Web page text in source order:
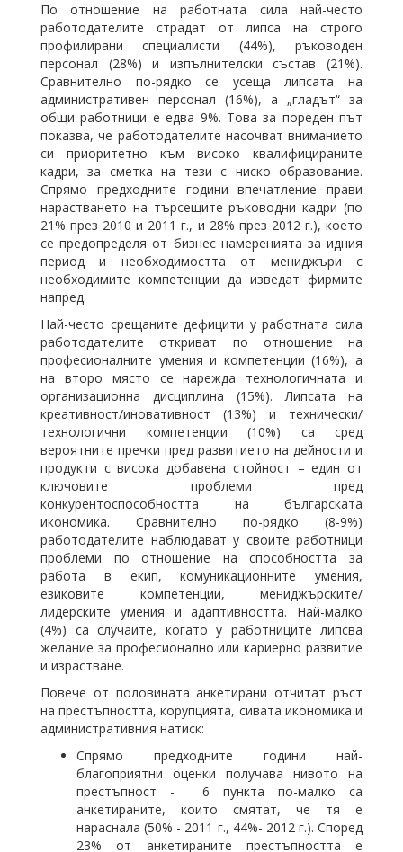
По отношение на работната сила най-често
работодателите страдат от липса на строго
профилирани специалисти (44%), ръководен
персонал (28%) и изпълнителски състав (21%).
Сравнително по-рядко се усеща липсата на
административен персонал (16%), а „гладът“ за
общи работници е едва 9%. Това за пореден път
показва, че работодателите насочват вниманието
си приоритетно към високо квалифицираните
кадри, за сметка на тези с ниско образование.
Спрямо предходните години впечатление прави
нарастването на търсещите ръководни кадри (по
21% през 2010 и 2011 г., и 28% през 2012 г.), което
се предопределя от бизнес намеренията за идния
период и необходимостта от мениджъри с
необходимите компетенции да изведат фирмите
напред.
Най-често срещаните дефицити у работната сила
работодателите откриват по отношение на
професионалните умения и компетенции (16%), а
на второ място се нарежда технологичната и
организационна дисциплина (15%). Липсата на
креативност/иновативност (13%) и технически/
технологични компетенции (10%) са сред
вероятните пречки пред развитието на дейности и
продукти с висока добавена стойност – един от
ключовите проблеми пред
конкурентоспособността на българската
икономика. Сравнително по-рядко (8-9%)
работодателите наблюдават у своите работници
проблеми по отношение на способността за
работа в екип, комуникационните умения,
езиковите компетенции, мениджърските/
лидерските умения и адаптивността. Най-малко
(4%) са случаите, когато у работниците липсва
желание за професионално или кариерно развитие
и израстване.
Повече от половината анкетирани отчитат ръст
на престъпността, корупцията, сивата икономика и
административния натиск:
Спрямо предходните години най-
благоприятни оценки получава нивото на
престъпност - 6 пункта по-малко са
анкетираните, които смятат, че тя е
нараснала (50% - 2011 г., 44%- 2012 г.). Според
23% от анкетираните престъпността е